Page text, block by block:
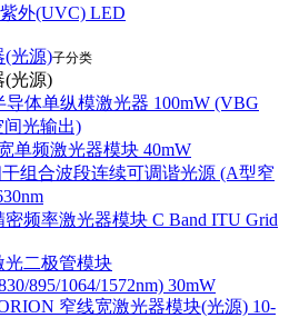
外(UVC) LED
(光源)子分类
(光源)
导体单纵模激光器 100mW (VBG
间光输出)
单频激光器模块 40mW
组合波段连续可调谐光源 (A型窄
密频率激光器模块 C Band ITU Grid
光二极管模块
895/1064/1572nm) 30mW
窄线宽激光器模块(光源) 10-